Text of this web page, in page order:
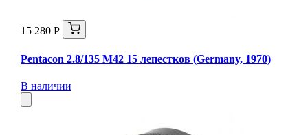
15 280 Р
Pentacon 2.8/135 M42 15 лепестков (Germany, 1970)
В наличии